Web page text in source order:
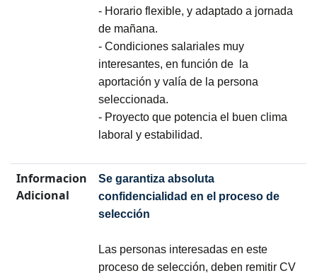
- Horario flexible, y adaptado a jornada
de mañana.
- Condiciones salariales muy
interesantes, en función de la
aportación y valía de la persona
seleccionada.
- Proyecto que potencia el buen clima
laboral y estabilidad.
Informacion
Adicional
Se garantiza absoluta
confidencialidad en el proceso de
selección
Las personas interesadas en este
proceso de selección, deben remitir CV